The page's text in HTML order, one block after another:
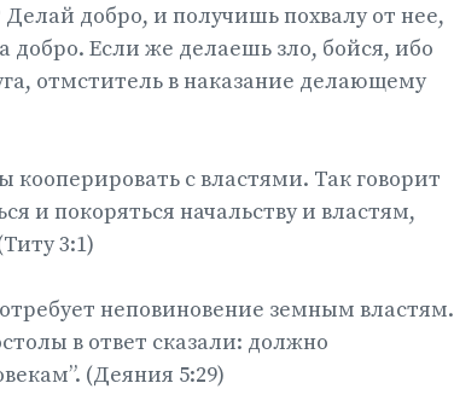
добро, и получишь похвалу от нее,
добро. Если же делаешь зло, бойся, ибо
отмститель в наказание делающему
с властями. Так говорит
и покоряться начальству и властям,
3:1)
неповиновение земным властям.
в ответ сказали: должно
(Деяния 5:29)